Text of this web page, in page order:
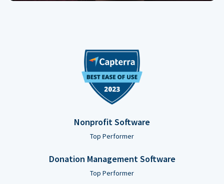
Nonprofit Software
Top Performer
Donation Management Software
Top Performer